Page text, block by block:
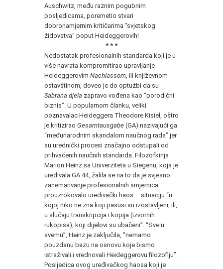
Auschwitz, među raznim pogubnim
posljedicama, poremetio stvari
dobronamjernim kritičarima “svjetskog
židovstva'' poput Heideggerovih!
* * *
Nedostatak profesionalnih standarda koji je u
više navrata kompromitirao upravljanje
Heideggerovim Nachlassom , ili književnom
ostavštinom, doveo je do optužbi da su
Sabrana djela zapravo vođena kao “porodični
biznis”. U popularnom članku, veliki
poznavalac Heideggera Theodore Kisiel, oštro
je kritizirao Gesamtausgabe (GA) nazivajući ga
“međunarodnim skandalom naučnog rada” jer
su urednički procesi značajno odstupali od
prihvaćenih naučnih standarda. Filozofkinja
Marion Heinz sa Univerziteta u Siegenu, koja je
uređivala GA 44, žalila se na to da je svjesno
zanemarivanje profesionalnih smjernica
prouzrokovalo uređivački haos – situaciju “u
kojoj niko ne zna koji pasusi su izostavljeni, ili,
u slučaju transkripcija i kopija (izvornih
rukopisa), koji dijelovi su ubačeni”. “Sve u
svemu”, Heinz je zaključila, “nemamo
pouzdanu bazu na osnovu koje bismo
istraživali i vrednovali Heideggerovu filozofiju”.
Posljedica ovog uređivačkog haosa koji je